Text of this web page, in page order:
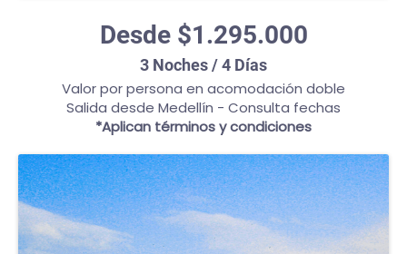
Desde $1.295.000
3 Noches / 4 Días
Valor por persona en acomodación doble
Salida desde Medellín - Consulta fechas
*Aplican términos y condiciones